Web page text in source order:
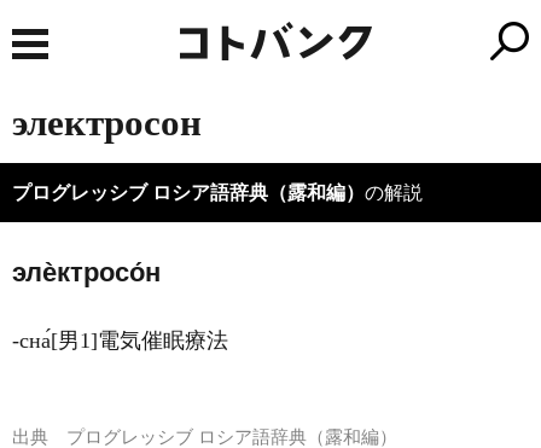
электросон
プログレッシブ ロシア語辞典（露和編） の解説
элѐктросо́н
-сна́[男1]電気催眠療法
出典 プログレッシブ ロシア語辞典（露和編）